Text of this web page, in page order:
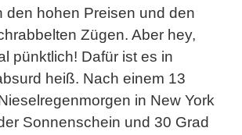
den hohen Preisen und den
Zügen. Aber hey,
pünktlich! Dafür ist es in
heiß. Nach einem 13
in New York
Sonnenschein und 30 Grad